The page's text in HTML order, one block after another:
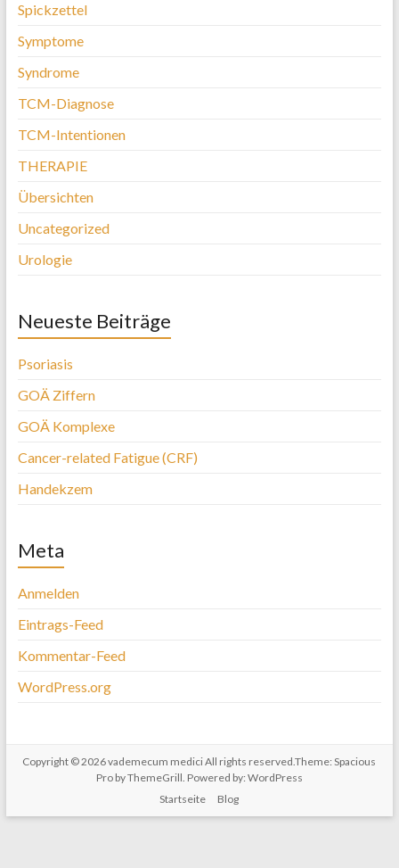
Spickzettel
Symptome
Syndrome
TCM-Diagnose
TCM-Intentionen
THERAPIE
Übersichten
Uncategorized
Urologie
Neueste Beiträge
Psoriasis
GOÄ Ziffern
GOÄ Komplexe
Cancer-related Fatigue (CRF)
Handekzem
Meta
Anmelden
Eintrags-Feed
Kommentar-Feed
WordPress.org
Copyright © 2026vademecum mediciAll rights reserved.Theme:Spacious
Proby ThemeGrill. Powered by: WordPress
Startseite
Blog